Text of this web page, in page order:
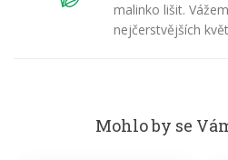
malinko lišit.
nejčerstvějších
Mohlo by se